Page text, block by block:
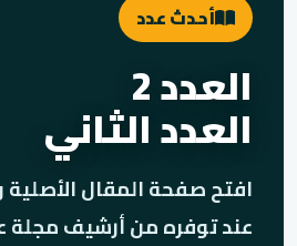
أحدث عدد
العدد 2
العدد الثاني
عند توفره من أرشيف مجلة